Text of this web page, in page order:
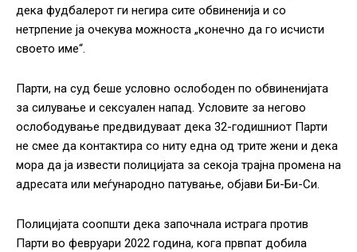
дека фудбалерот ги негира сите обвиненија и со
нетрпение ја очекува можноста „конечно да го исчисти
своето име“.
Парти, на суд беше условно ослободен по обвиненијата
за силување и сексуален напад. Условите за негово
ослободување предвидуваат дека 32-годишниот Парти
не смее да контактира со ниту една од трите жени и дека
мора да ја извести полицијата за секоја трајна промена на
адресата или меѓународно патување, објави Би-Би-Си.
Полицијата соопшти дека започнала истрага против
Парти во февруари 2022 година, кога првпат добила